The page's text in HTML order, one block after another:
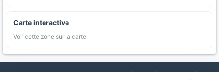
Carte interactive
Voir cette zone sur la carte
AgriMap — Données agricoles ouvertes | Carte | Communes |